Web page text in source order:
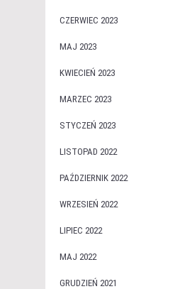
CZERWIEC 2023
MAJ 2023
KWIECIEŃ 2023
MARZEC 2023
STYCZEŃ 2023
LISTOPAD 2022
PAŹDZIERNIK 2022
WRZESIEŃ 2022
LIPIEC 2022
MAJ 2022
GRUDZIEŃ 2021